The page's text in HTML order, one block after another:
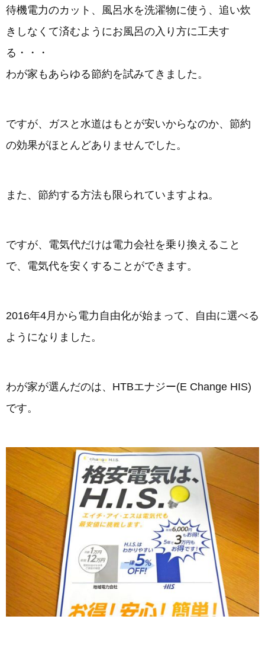
待機電力のカット、風呂水を洗濯物に使う、追い炊
きしなくて済むようにお風呂の入り方に工夫す
る・・・
わが家もあらゆる節約を試みてきました。
ですが、ガスと水道はもとが安いからなのか、節約
の効果がほとんどありませんでした。
また、節約する方法も限られていますよね。
ですが、電気代だけは電力会社を乗り換えること
で、電気代を安くすることができます。
2016年4月から電力自由化が始まって、自由に選べる
ようになりました。
わが家が選んだのは、HTBエナジー(E Change HIS)
です。